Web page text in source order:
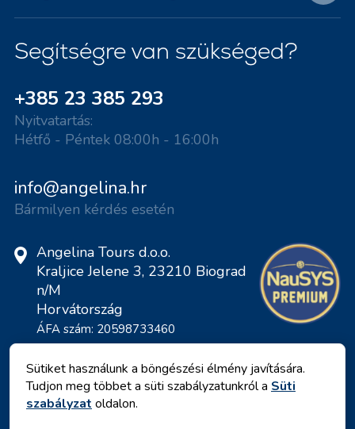
Segítségre van szükséged?
+385 23 385 293
Nyitvatartás:
Hétfő - Péntek 08:00h - 16:00h
info@angelina.hr
Bármilyen kérdés esetén
Angelina Tours d.o.o.
Kraljice Jelene 3, 23210 Biograd
n/M
Horvátország
ÁFA szám: 20598733460
ID: HR-AB-23-060130534, MB:
0650676
Sütiket használunk a böngészési élmény javítására.
Tudjon meg többet a süti szabályzatunkról a Süti
szabályzat oldalon.